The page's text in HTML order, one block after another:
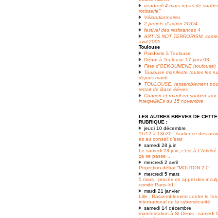
vendredi 4 mars repas de
rotisserie"
Vélorutionnaires
2 projets d’action 2OO4
festival des resistances 4
ART IS NOT TERRORISM,
avril 2005
Toulouse
Plaidoirie à Toulouse
Débat à Toulouse 17 janv 03
Fête d’OEKOUMENE (toulouse)
Toulouse manifeste toutes les
depuis mardi
TOULOUSE, rassemblement
retrait de Base élèves
Concert et manif en soutien aux
interpelléEs du 15 novembre
LES AUTRES BREVES DE CETTE
RUBRIQUE :
jeudi 10 décembre
11/12 à 13h30 : Audience des
es au conseil d’état
samedi 28 juin
Le samedi 28 juin, c’est à L’Attiéké
ça se passe ...
mercredi 2 avril
Projection-débat “MOUTON 2.0”
mercredi 5 mars
5 mars : procès en appel des
comité Paris-Idf
mardi 21 janvier
Lille : Rassemblement contre le
international de la cybersécurité
samedi 14 décembre
manifestation à St Denis - samedi